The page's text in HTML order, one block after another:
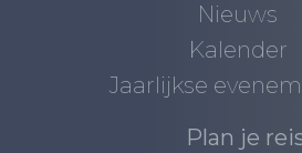
Nieuws
Kalender
Jaarlijkse
Plan je